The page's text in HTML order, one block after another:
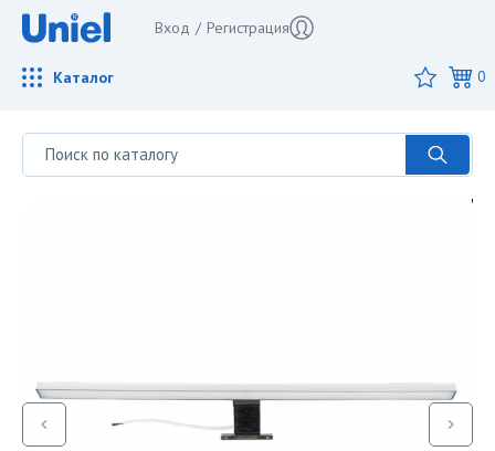
Вход / Регистрация
Каталог 0